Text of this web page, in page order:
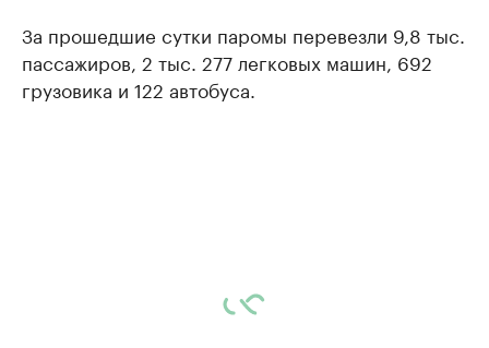
За прошедшие сутки паромы перевезли 9,8 тыс.
пассажиров, 2 тыс. 277 легковых машин, 692
грузовика и 122 автобуса.